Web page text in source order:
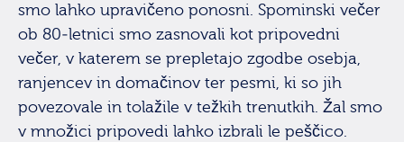
smo lahko upravičeno ponosni. Spominski večer
ob 80-letnici smo zasnovali kot pripovedni
večer, v katerem se prepletajo zgodbe osebja,
ranjencev in domačinov ter pesmi, ki so jih
povezovale in tolažile v težkih trenutkih. Žal smo
v množici pripovedi lahko izbrali le peščico.